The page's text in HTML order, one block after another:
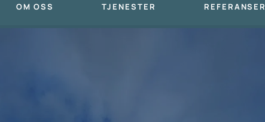
OM OSS TJENESTER REFERANSER